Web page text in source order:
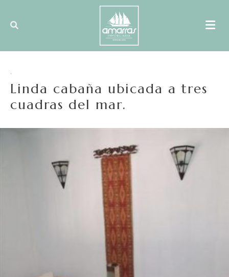
,
Linda cabaña ubicada a tres
cuadras del mar.